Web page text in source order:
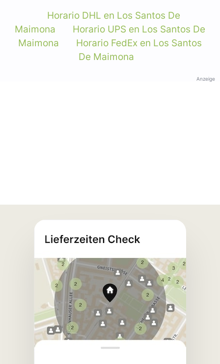
Horario DHL en Los Santos De
Maimona
Horario UPS en Los Santos De
Maimona
Horario FedEx en Los Santos
De Maimona
Anzeige